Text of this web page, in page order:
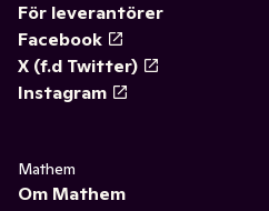
För leverantörer
Facebook
X (f.d Twitter)
Instagram
Mathem
Om Mathem